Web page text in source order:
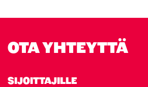
OTA YHTEYTTÄ
SIJOITTAJILLE